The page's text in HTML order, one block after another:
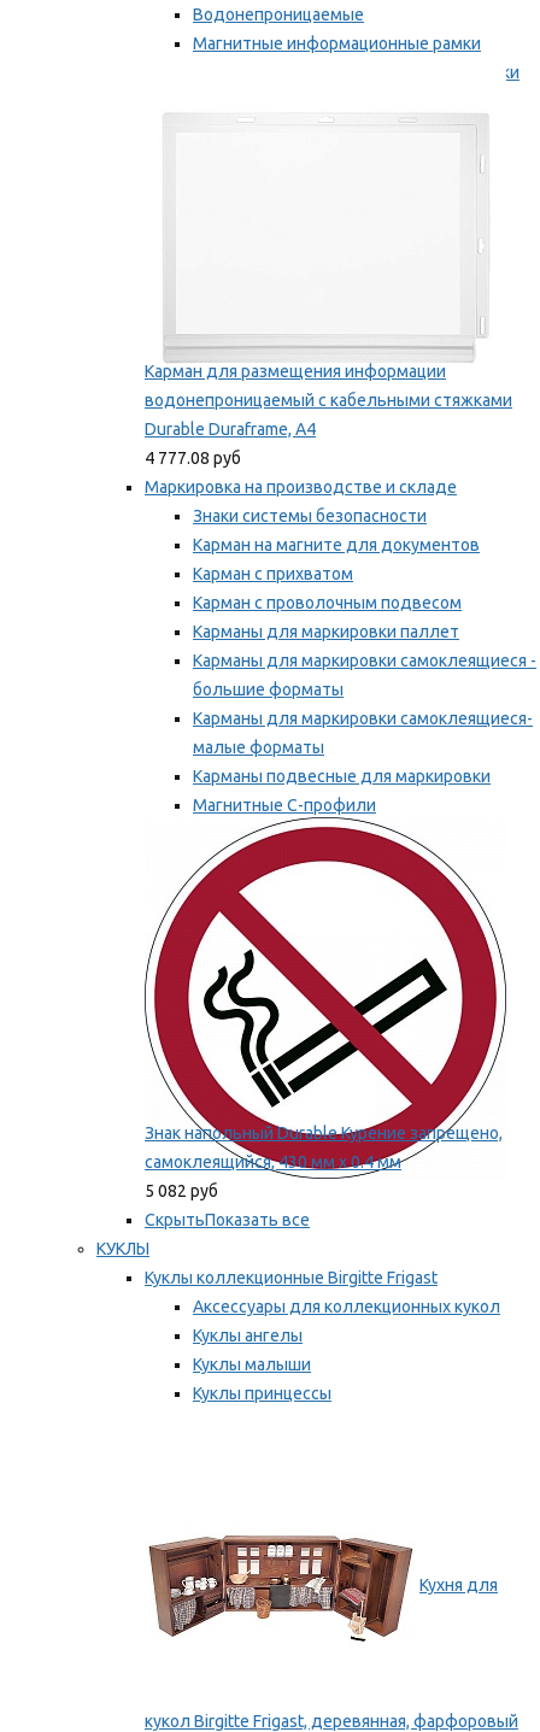
Водонепроницаемые
Магнитные информационные рамки
Самоклеящиеся информационные рамки
Карман для размещения информации
водонепроницаемый с кабельными стяжками
Durable Duraframe, А4
4 777.08 руб
Маркировка на производстве и складе
Знаки системы безопасности
Карман на магните для документов
Карман с прихватом
Карман с проволочным подвесом
Карманы для маркировки паллет
Карманы для маркировки самоклеящиеся -
большие форматы
Карманы для маркировки самоклеящиеся-
малые форматы
Карманы подвесные для маркировки
Магнитные С-профили
Напольная маркировка
Мы рекомендуем
Знак напольный Durable Курение запрещено,
самоклеящийся, 430 мм х 0.4 мм
5 082 руб
СкрытьПоказать все
КУКЛЫ
Куклы коллекционные Birgitte Frigast
Аксессуары для коллекционных кукол
Куклы ангелы
Куклы малыши
Куклы принцессы
Кухня для
кукол Birgitte Frigast, деревянная, фарфоровый